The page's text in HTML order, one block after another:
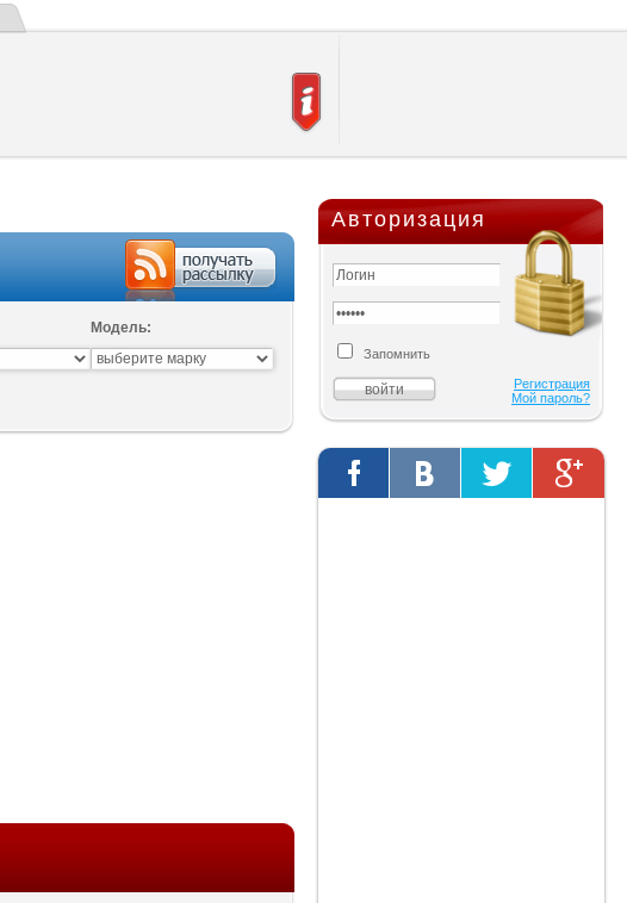
Модель:
Авторизация
Запомнить
Регистрация
Мой пароль?